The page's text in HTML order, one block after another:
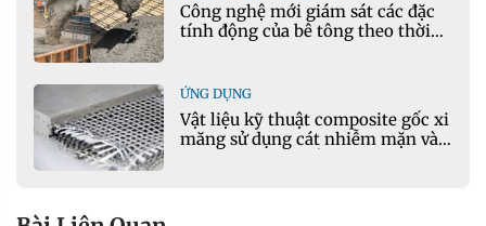
Công nghệ mới giám sát các đặc
tính động của bê tông theo thời
ỨNG DỤNG
Vật liệu kỹ thuật composite gốc xi
măng sử dụng cát nhiễm mặn và